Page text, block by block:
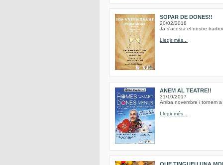
SOPAR DE DONES!!
20/02/2018
Ja s'acosta el nostre
Llegir més...
ANEM AL TEATRE!!
31/10/2017
Arriba novembre i tornem
Llegir més...